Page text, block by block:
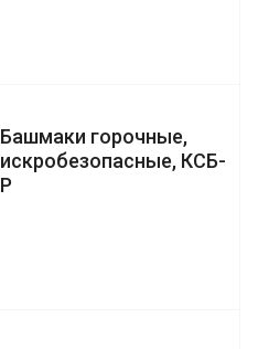
Башмаки горочные,
искробезопасные, КСБ-
Р